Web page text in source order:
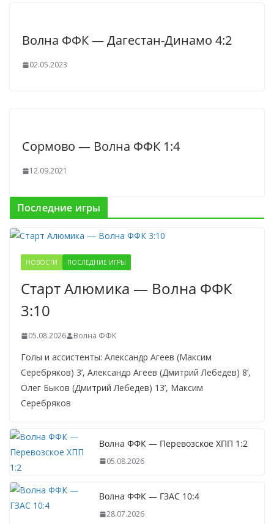
Волна ФФК — Дагестан-Динамо 4:2
02.05.2023
Сормово — Волна ФФК 1:4
12.09.2021
Последние игры
НОВОСТИ ПОСЛЕДНИЕ ИГРЫ
Старт Алюмика — Волна ФФК
3:10
05.08.2026 Волна ФФК
Голы и ассистенты: Александр Агеев (Максим
Серебряков) 3’, Александр Агеев (Дмитрий Лебедев) 8’,
Олег Быков (Дмитрий Лебедев) 13’, Максим
Серебряков
Волна ФФК — Перевозское ХПП 1:2
05.08.2026
Волна ФФК — ГЗАС 10:4
28.07.2026